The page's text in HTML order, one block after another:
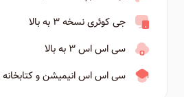
جی کوئری نسخه ۳ به بالا
سی اس اس ۳ به بالا
سی اس اس انیمیشن و کتابخانه